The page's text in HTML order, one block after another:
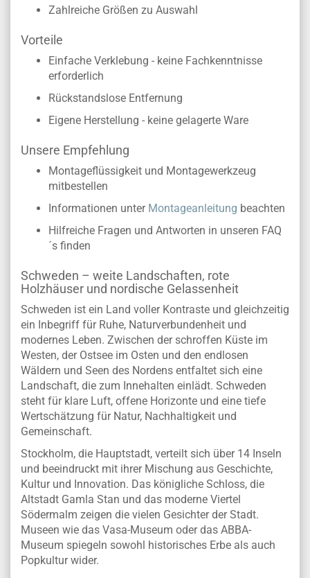
Zahlreiche Größen zu Auswahl
Vorteile
Einfache Verklebung - keine Fachkenntnisse
erforderlich
Rückstandslose Entfernung
Eigene Herstellung - keine gelagerte Ware
Unsere Empfehlung
Montageflüssigkeit und Montagewerkzeug
mitbestellen
Informationen unter Montageanleitung beachten
Hilfreiche Fragen und Antworten in unseren FAQ
´s finden
Schweden – weite Landschaften, rote
Holzhäuser und nordische Gelassenheit
Schweden ist ein Land voller Kontraste und gleichzeitig
ein Inbegriff für Ruhe, Naturverbundenheit und
modernes Leben. Zwischen der schroffen Küste im
Westen, der Ostsee im Osten und den endlosen
Wäldern und Seen des Nordens entfaltet sich eine
Landschaft, die zum Innehalten einlädt. Schweden
steht für klare Luft, offene Horizonte und eine tiefe
Wertschätzung für Natur, Nachhaltigkeit und
Gemeinschaft.
Stockholm, die Hauptstadt, verteilt sich über 14 Inseln
und beeindruckt mit ihrer Mischung aus Geschichte,
Kultur und Innovation. Das königliche Schloss, die
Altstadt Gamla Stan und das moderne Viertel
Södermalm zeigen die vielen Gesichter der Stadt.
Museen wie das Vasa-Museum oder das ABBA-
Museum spiegeln sowohl historisches Erbe als auch
Popkultur wider.